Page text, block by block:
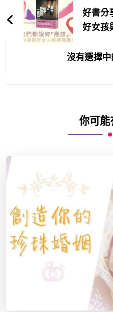
Navigation好書分
好女孩
沒有選擇
你可